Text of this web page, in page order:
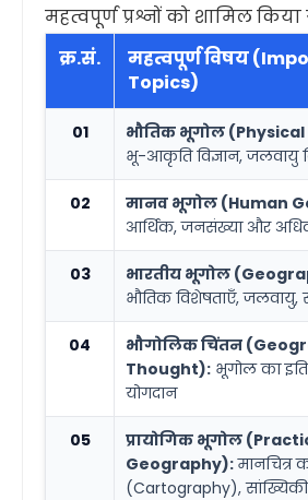
महत्वपूर्ण प्रश्नों को शामिल किया
क्र.सं.
महत्वपूर्ण विषय
Topics)
01
भौतिक भूगोल
भू-आकृति विज्ञान, जलवायु
02
मानव भूगोल (Human
आर्थिक, जनसंख्या और
03
भारतीय भूगोल
भौतिक विशेषताएँ,
04
भौगोलिक चिंतन
Thought): भूगोल का
योगदान
05
प्रायोगिक भूगोल
Geography):मानचित्र
(Cartography),